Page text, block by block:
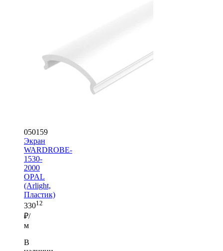
050159
Экран
WARDROBE-
1530-
2000
OPAL
(Arlight,
Пластик)
33012
₽/
м
В